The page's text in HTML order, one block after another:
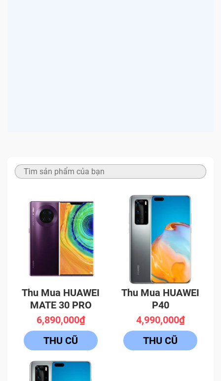
Thu Mua HUAWEI
MATE 30 PRO
6,890,000₫
THU CŨ
Thu Mua HUAWEI
P40
4,990,000₫
THU CŨ